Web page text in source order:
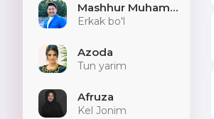
Mashhur Muhammad
Erkak bo'l
Azoda
Tun yarim
Afruza
Kel Jonim